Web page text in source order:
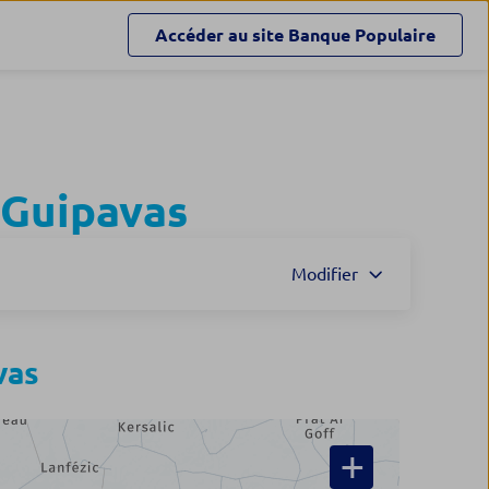
Accéder au site Banque Populaire
Guipavas
Modifier
+